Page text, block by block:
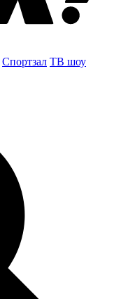
Спортзал ТВ шоу